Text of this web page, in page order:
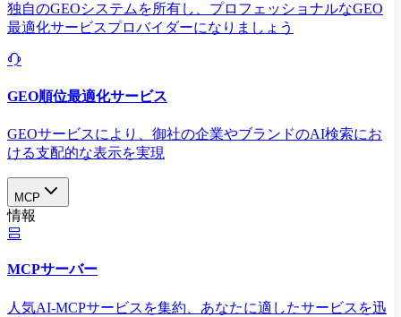
独自のGEOシステムを所有し、プロフェッショナルなGEO
最適化サービスプロバイダーになりましょう
GEO順位最適化サービス
GEOサービスにより、御社の企業やブランドのAI検索にお
ける支配的な表示を実現​
MCP
情報
MCPサーバー
人気AI-MCPサービスを集約、あなたに適したサービスを迅